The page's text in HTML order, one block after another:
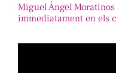
Miguel Ángel
immediatament en els